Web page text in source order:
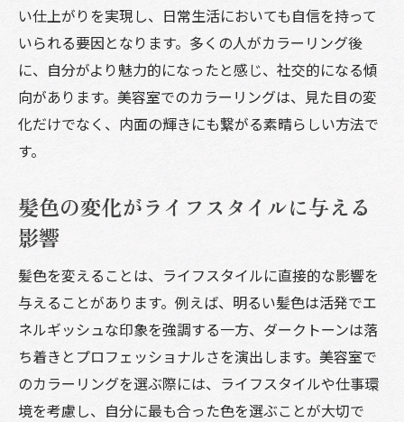
い仕上がりを実現し、日常生活においても自信を持って
いられる要因となります。多くの人がカラーリング後
に、自分がより魅力的になったと感じ、社交的になる傾
向があります。美容室でのカラーリングは、見た目の変
化だけでなく、内面の輝きにも繋がる素晴らしい方法で
す。
髪色の変化がライフスタイルに与える
影響
髪色を変えることは、ライフスタイルに直接的な影響を
与えることがあります。例えば、明るい髪色は活発でエ
ネルギッシュな印象を強調する一方、ダークトーンは落
ち着きとプロフェッショナルさを演出します。美容室で
のカラーリングを選ぶ際には、ライフスタイルや仕事環
境を考慮し、自分に最も合った色を選ぶことが大切で